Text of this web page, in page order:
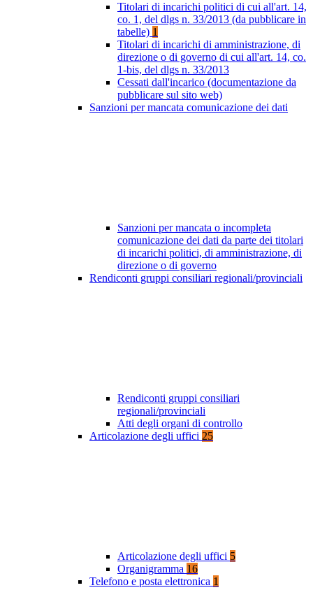
Titolari di incarichi politici di cui all'art. 14,
co. 1, del dlgs n. 33/2013 (da pubblicare in
tabelle) 1
Titolari di incarichi di amministrazione, di
direzione o di governo di cui all'art. 14, co.
1-bis, del dlgs n. 33/2013
Cessati dall'incarico (documentazione da
pubblicare sul sito web)
Sanzioni per mancata comunicazione dei dati
Sanzioni per mancata o incompleta
comunicazione dei dati da parte dei titolari
di incarichi politici, di amministrazione, di
direzione o di governo
Rendiconti gruppi consiliari regionali/provinciali
Rendiconti gruppi consiliari
regionali/provinciali
Atti degli organi di controllo
Articolazione degli uffici 25
Articolazione degli uffici 5
Organigramma 16
Telefono e posta elettronica 1